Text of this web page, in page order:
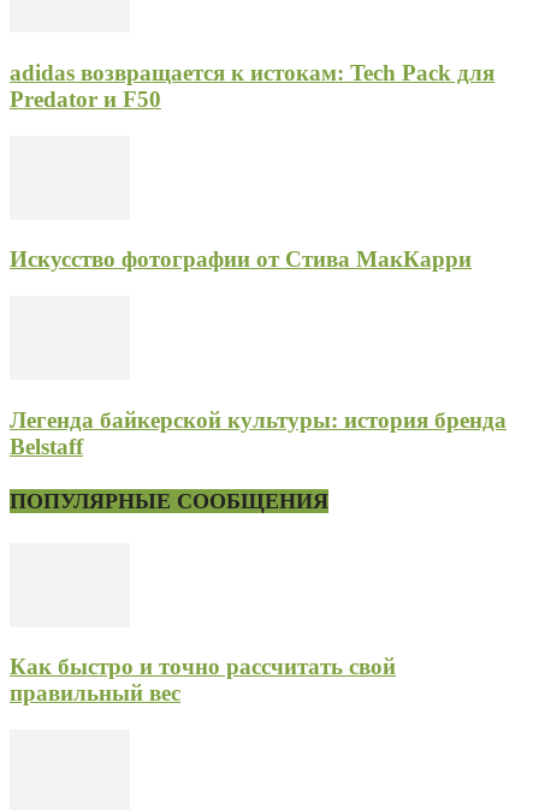
adidas возвращается к истокам: Tech Pack для
Predator и F50
Искусство фотографии от Стива МакКарри
Легенда байкерской культуры: история бренда
Belstaff
ПОПУЛЯРНЫЕ СООБЩЕНИЯ
Как быстро и точно рассчитать свой
правильный вес